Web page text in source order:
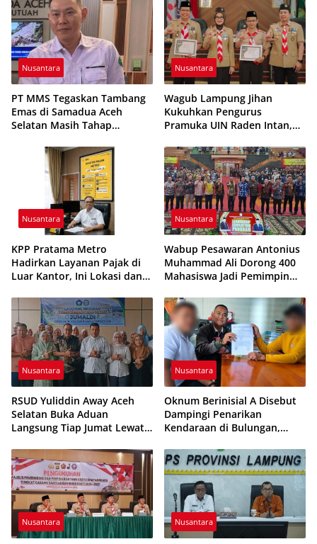
Nusantara
PT MMS Tegaskan Tambang
Emas di Samadua Aceh
Selatan Masih Tahap
Nusantara
Wagub Lampung Jihan
Kukuhkan Pengurus
Pramuka UIN Raden Intan,
Karakter Generasi Muda
Nusantara
KPP Pratama Metro
Hadirkan Layanan Pajak di
Luar Kantor, Ini Lokasi dan
Nusantara
Wabup Pesawaran Antonius
Muhammad Ali Dorong 400
Mahasiswa Jadi Pemimpin
Nusantara
RSUD Yuliddin Away Aceh
Selatan Buka Aduan
Langsung Tiap Jumat Lewat
Nusantara
Oknum Berinisial A Disebut
Dampingi Penarikan
Kendaraan di Bulungan,
Nusantara Nusantara